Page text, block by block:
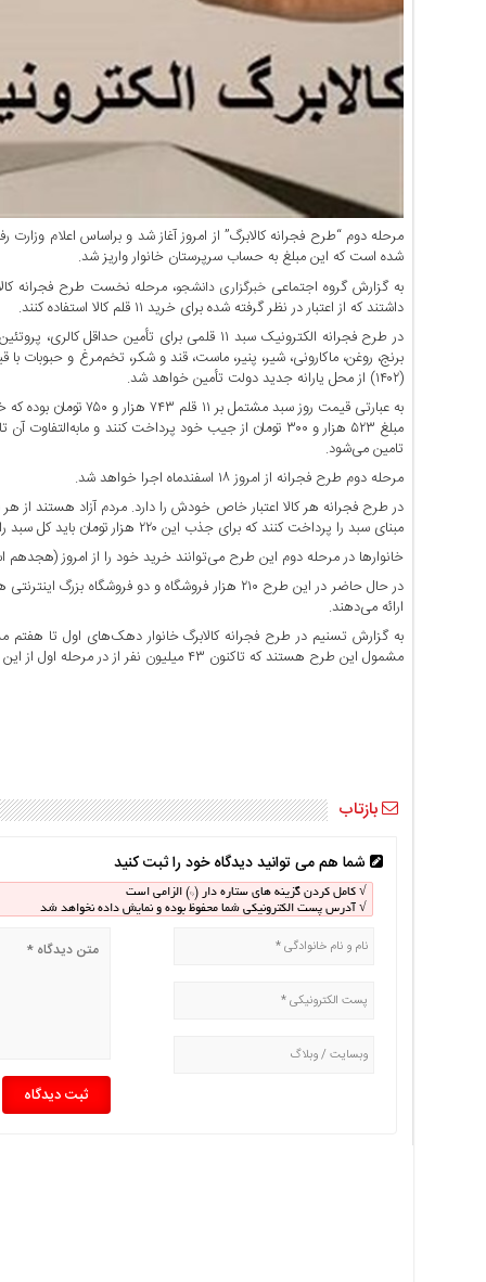
دسترسی
شده است که این مبلغ به حساب سرپرستان خانوار واریز شد.
به گزارش گروه اجتماعی خبرگزاری دانشجو
داشتند که از اعتبار در نظر گرفته شده برای خرید ۱۱ قلم کالا استفاده کنند.
در طرح فجرانه الکترونیک سبد ۱۱ قلمی برای
(۱۴۰۲) از محل یارانه جدید دولت تأمین خواهد شد.
تامین می‌شود.
مرحله دوم طرح فجرانه از امروز ۱۸ اسفندماه اجرا خواهد شد.
در طرح فجرانه هر کالا اعتبار خاص خودش را دارد. مردم آزاد هستند از
مبنای سبد را پرداخت کنند که برای جذب این ۲۲۰ هزار تومان باید کل سبد را خریداری کنند.
خانوار‌ها در مرحله دوم این طرح می‌توانند خرید خود را از امروز (هجدهم اسفندماه)
در حال حاضر در این طرح ۲۱۰ هزار فروشگاه و دو
ارائه می‌دهند.
مشمول این طرح هستند که تاکنون ۴۳ میلیون نفر از در مرحله اول از این طرح استفاده کرده‌اند.
بازتاب
شما هم می توانید دیدگاه خود را ثبت کنید
√ کامل کردن گزینه های ستاره دار (*) الزامی است
√ آدرس پست الکترونیکی شما محفوظ بوده و نمایش داده نخواهد شد